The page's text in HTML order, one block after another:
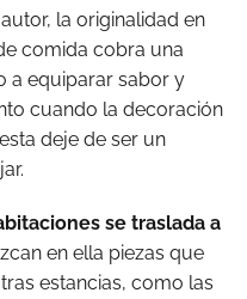
la originalidad en
comida cobra una
a equiparar sabor y
cuando la decoración
deje de ser un
se traslada a
en ella piezas que
estancias, como las